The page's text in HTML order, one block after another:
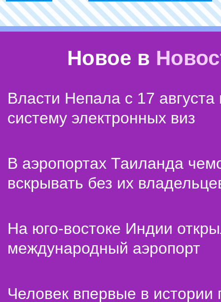
Новое в
Власти Непала с 17 августа
систему электронных виз
В аэропортах Таиланда
вскрывать без их
На юго-востоке Индии
международный аэропорт
Человек впервые в истории